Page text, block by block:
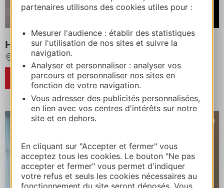
partenaires utilisons des cookies utiles pour :
Mesurer l'audience : établir des statistiques
sur l'utilisation de nos sites et suivre la
navigation.
Analyser et personnaliser : analyser vos
parcours et personnaliser nos sites en
fonction de votre navigation.
Vous adresser des publicités personnalisées,
en lien avec vos centres d'intérêts sur notre
site et en dehors.
En cliquant sur "Accepter et fermer" vous
acceptez tous les cookies. Le bouton "Ne pas
accepter et fermer" vous permet d'indiquer
votre refus et seuls les cookies nécessaires au
fonctionnement du site seront déposés. Vous
HOTEL DE LA PYRAMIDE
MEZE 7,5 km de SETE
RESERVA